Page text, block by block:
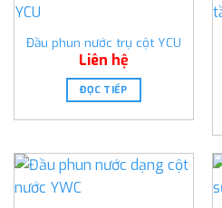
Đầu phun nước trụ cột YCU
Liên hệ
ĐỌC TIẾP